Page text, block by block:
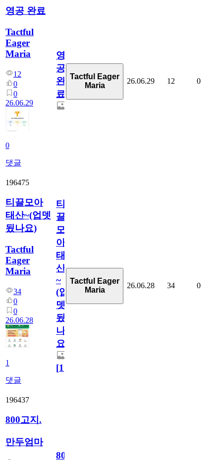
영공 완료
Tactful
Eager
Maria
12
0
0
26.06.29
0
댓글
영
공
완
료
Tactful Eager
Maria
26.06.29 12 0
196475
티끌모아
태산~(업뎃
됬나요)
Tactful
Eager
Maria
34
0
0
26.06.28
1
댓글
티
끌
모
아
태
산
~
(업
뎃
됬
나
요)
[1]
Tactful Eager
Maria
26.06.28 34 0
196437
800고지.
만두엄마
800